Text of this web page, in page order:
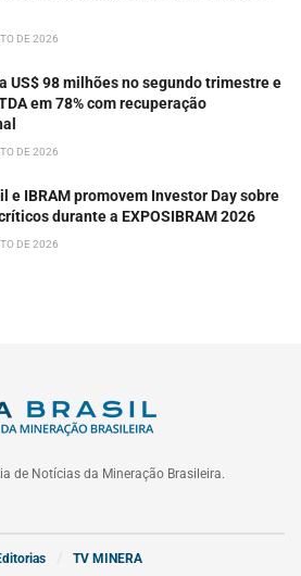
DE 2026
US$ 98 milhões no segundo trimestre e
em 78% com recuperação
DE 2026
e IBRAM promovem Investor Day sobre
durante a EXPOSIBRAM 2026
DE 2026
de Notícias da Mineração Brasileira.
TV MINERA